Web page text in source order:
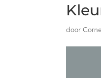
door